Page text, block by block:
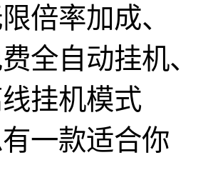
倍率加成、
全自动挂机、
挂机模式
一款适合你